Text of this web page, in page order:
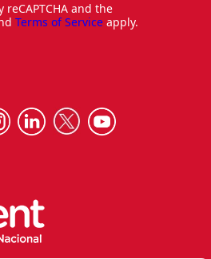
and the
Terms of Service apply.